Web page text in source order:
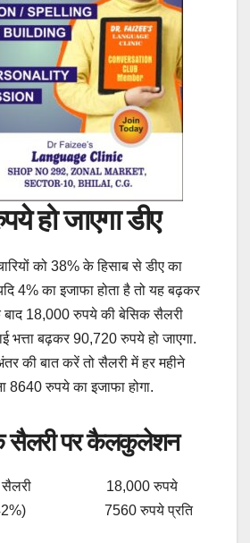
हो जाएगा डीए
को 38% के ह‍िसाब से डीए का
4% का इजाफा होता है तो यह बढ़कर
बाद 18,000 रुपये की बेसिक सैलरी
भत्ता बढ़कर 90,720 रुपये हो जाएगा.
की बात करें तो सैलरी में हर महीने
8640 रुपये का इजाफा होगा.
सैलरी पर कैलकुलेशन
बेसिक सैलरी 18,000 रुपये
(42%) 7560 रुपये प्रत‍ि